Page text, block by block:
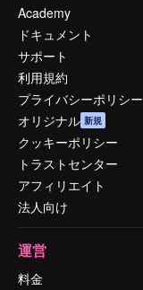
Academy
ドキュメント
サポート
利用規約
プライバシーポリシー
オリジナル 新規
クッキーポリシー
トラストセンター
アフィリエイト
法人向け
運営
料金